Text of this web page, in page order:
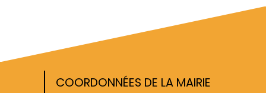
COORDONNÉES DE LA MAIRIE